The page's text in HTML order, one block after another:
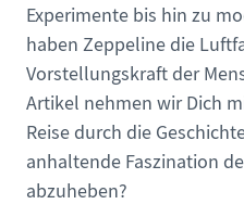
Experimente bis hin zu
haben Zeppeline die
Vorstellungskraft der
Artikel nehmen wir Dich
Reise durch die
anhaltende Faszination
abzuheben?